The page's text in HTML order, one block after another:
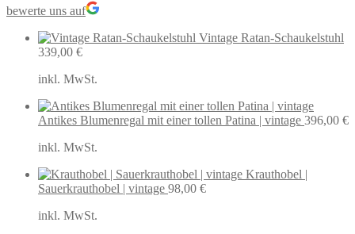
bewerte uns auf
Vintage Ratan-Schaukelstuhl
339,00 €
inkl. MwSt.
Antikes Blumenregal mit einer tollen Patina | vintage 396,00 €
inkl. MwSt.
Krauthobel |
Sauerkrauthobel | vintage 98,00 €
inkl. MwSt.